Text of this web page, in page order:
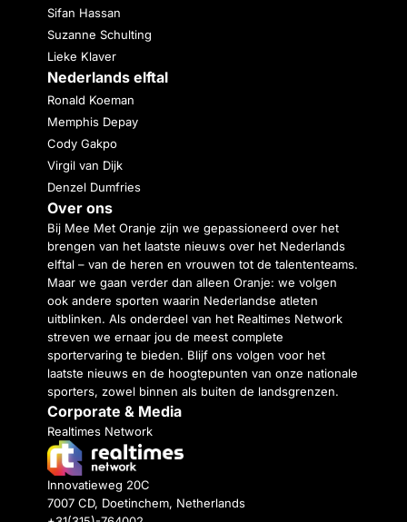
Sifan Hassan
Suzanne Schulting
Lieke Klaver
Nederlands elftal
Ronald Koeman
Memphis Depay
Cody Gakpo
Virgil van Dijk
Denzel Dumfries
Over ons
Bij Mee Met Oranje zijn we gepassioneerd over het
brengen van het laatste nieuws over het Nederlands
elftal – van de heren en vrouwen tot de talententeams.
Maar we gaan verder dan alleen Oranje: we volgen
ook andere sporten waarin Nederlandse atleten
uitblinken. Als onderdeel van het Realtimes Network
streven we ernaar jou de meest complete
sportervaring te bieden. Blijf ons volgen voor het
laatste nieuws en de hoogtepunten van onze nationale
sporters, zowel binnen als buiten de landsgrenzen.
Corporate & Media
Realtimes Network
Innovatieweg 20C
7007 CD, Doetinchem, Netherlands